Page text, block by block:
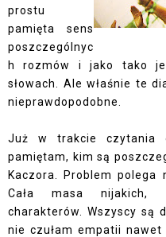
prostu
pamięta sens
poszczególnyc
h rozmów i jako tako
słowach. Ale właśnie te
nieprawdopodobne.
Już w trakcie czytania
pamiętam, kim są
Kaczora. Problem
Cała masa nijakich,
charakterów. Wszyscy są
nie czułam empatii